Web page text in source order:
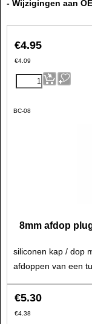
- Wijzigingen aan
€4.95
€4.09
BC-08
8mm afdop
siliconen kap / dop
afdoppen van een
€5.30
€4.38